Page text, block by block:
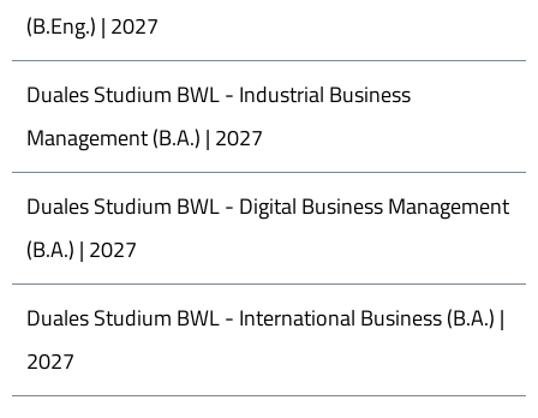
(B.Eng.) | 2027
Duales Studium BWL - Industrial Business
Management (B.A.) | 2027
Duales Studium BWL - Digital Business Management
(B.A.) | 2027
Duales Studium BWL - International Business (B.A.) |
2027